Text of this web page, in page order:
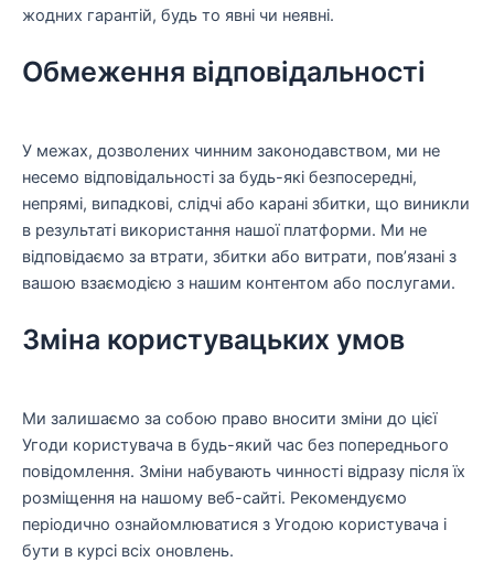
жодних гарантій, будь то явні чи неявні.
Обмеження відповідальності
У межах, дозволених чинним законодавством, ми не
несемо відповідальності за будь-які безпосередні,
непрямі, випадкові, слідчі або карані збитки, що виникли
в результаті використання нашої платформи. Ми не
відповідаємо за втрати, збитки або витрати, пов’язані з
вашою взаємодією з нашим контентом або послугами.
Зміна користувацьких умов
Ми залишаємо за собою право вносити зміни до цієї
Угоди користувача в будь-який час без попереднього
повідомлення. Зміни набувають чинності відразу після їх
розміщення на нашому веб-сайті. Рекомендуємо
періодично ознайомлюватися з Угодою користувача і
бути в курсі всіх оновлень.